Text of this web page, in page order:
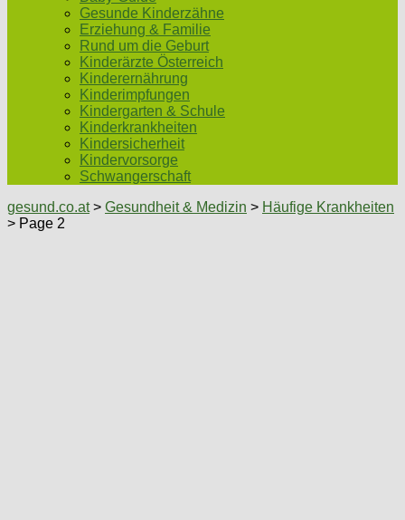
Gesunde Kinderzähne
Erziehung & Familie
Rund um die Geburt
Kinderärzte Österreich
Kinderernährung
Kinderimpfungen
Kindergarten & Schule
Kinderkrankheiten
Kindersicherheit
Kindervorsorge
Schwangerschaft
gesund.co.at> Gesundheit & Medizin > Häufige Krankheiten
> Page 2